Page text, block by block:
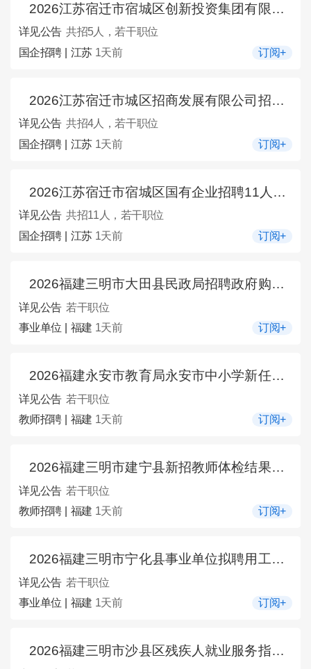
2026江苏宿迁市宿城区创新投资集团有限公司招聘5人公告
详见公告 共招5人，若干职位
国企招聘 | 江苏 1天前 订阅+
2026江苏宿迁市城区招商发展有限公司招聘工作人员4人公告
详见公告 共招4人，若干职位
国企招聘 | 江苏 1天前 订阅+
2026江苏宿迁市宿城区国有企业招聘11人公告
详见公告 共招11人，若干职位
国企招聘 | 江苏 1天前 订阅+
2026福建三明市大田县民政局招聘政府购买服务工作人员考试成绩及入围体检名单公示
详见公告 若干职位
事业单位 | 福建 1天前 订阅+
2026福建永安市教育局永安市中小学新任教师招聘拟聘用人员的公示（一）
详见公告 若干职位
教师招聘 | 福建 1天前 订阅+
2026福建三明市建宁县新招教师体检结果的通告（三）
详见公告 若干职位
教师招聘 | 福建 1天前 订阅+
2026福建三明市宁化县事业单位拟聘用工作人员的公示（三）
详见公告 若干职位
事业单位 | 福建 1天前 订阅+
2026福建三明市沙县区残疾人就业服务指导中心关于招聘公益性岗位1人公告